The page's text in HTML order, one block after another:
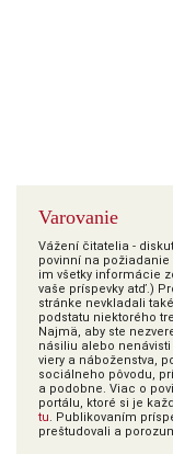
Varovanie
Vážení čitatelia -
povinní na
im všetky informácie
vaše príspevky atď.)
stránke nevkladali
podstatu niektorého
Najmä, aby ste
násiliu alebo
viery a náboženstva,
sociálneho pôvodu,
a podobne. Viac o
portálu, ktoré si je
tu. Publikovaním
preštudovali a